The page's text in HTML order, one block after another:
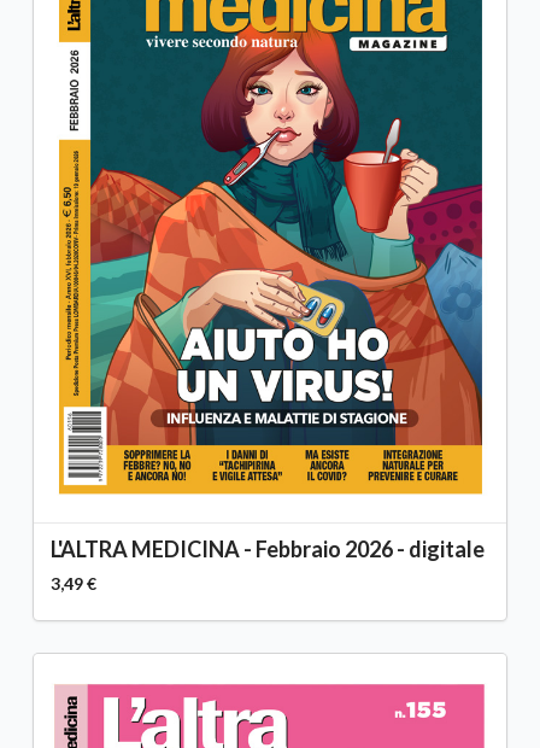
L'ALTRA MEDICINA - Febbraio 2026 - digitale
3,49 €